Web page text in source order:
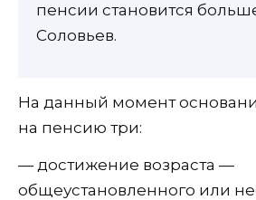
пенсии становится
Соловьев.
На данный момент
на пенсию три:
— достижение возраста —
общеустановленного или